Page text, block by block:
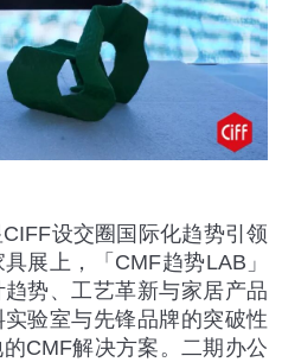
CIFF设交圈国际化趋势引领
展上，「 CMF趋势LAB 」
势、工艺革新与家居产品
验室与先锋品牌的突破性
CMF解决方案。二期办公